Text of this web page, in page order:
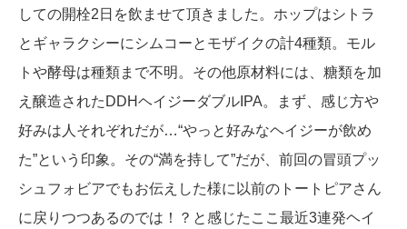
しての開栓2日を飲ませて頂きました。ホップはシトラ
とギャラクシーにシムコーとモザイクの計4種類。モル
トや酵母は種類まで不明。その他原材料には、糖類を加
え醸造されたDDHヘイジーダブルIPA。まず、感じ方や
好みは人それぞれだが…“やっと好みなヘイジーが飲め
た”という印象。その“満を持して”だが、前回の冒頭プッ
シュフォビアでもお伝えした様に以前のトートピアさん
に戻りつつあるのでは！？と感じたここ最近3連発ヘイ